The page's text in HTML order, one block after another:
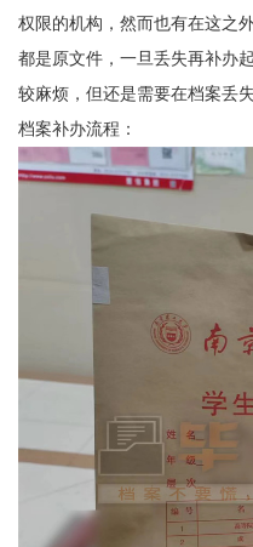
权限的机构，然而也有在这之
都是原文件，一旦丢失再补办
较麻烦，但还是需要在档案丢
档案补办流程：